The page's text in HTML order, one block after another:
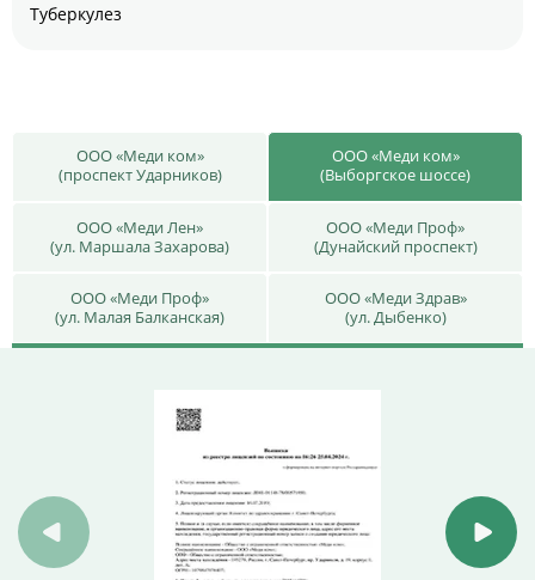
Туберкулез
ООО «Меди ком»
(проспект Ударников)
ООО «Меди ком»
(Выборгское шоссе)
ООО «Меди Лен»
(ул. Маршала Захарова)
ООО «Меди Проф»
(Дунайский проспект)
ООО «Меди Проф»
(ул. Малая Балканская)
ООО «Меди Здрав»
(ул. Дыбенко)